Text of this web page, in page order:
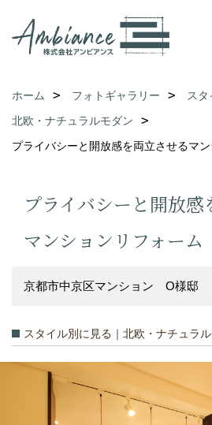
ホーム フォトギャラリー
スタ
北欧・ナチュラルモダン
プライバシーと開放感を両立させるマ
プライバシーと開放感
マンションリフォーム
京都市中京区マンション O様邸
スタイル別に見る｜北欧・ナチュラ